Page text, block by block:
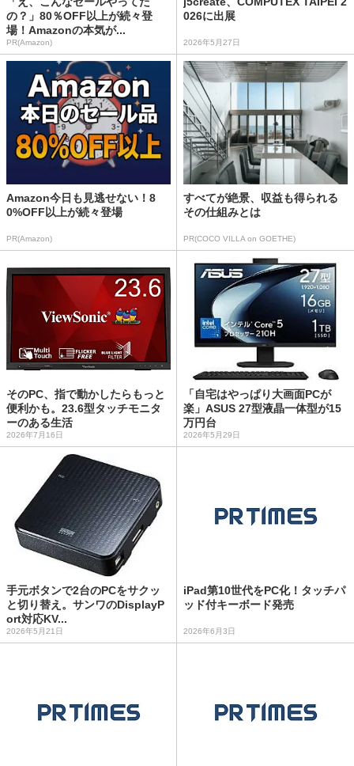
の？」80％OFF以上が続々登
場！Amazonの本気が...
PR(Amazon)
026に出展
2026年5月27日
Amazon今日も見逃せない！8
0%OFF以上が続々登場
PR(Amazon)
すべてが絶景、収益も得られる
その仕組みとは
PR(COCO VILLA on GOETHE)
そのPC、指で動かしたらもっと
便利かも。23.6型タッチモニタ
ーのある生活
2026年7月16日
「自宅はやっぱり大画面PCが
楽」ASUS 27型液晶一体型が15
万円台
2026年5月29日
手元ボタンで2台のPCをサクッ
と切り替え。サンワのDisplayP
ort対応KV...
2026年5月21日
iPad第10世代をPC化！タッチパ
ッド付キーボード発売
2026年6月3日